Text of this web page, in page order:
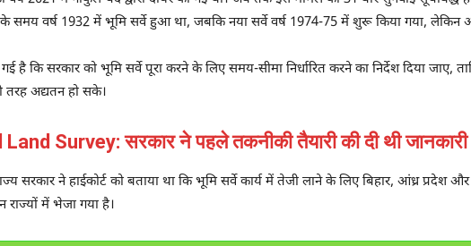
के समय वर्ष 1932 में भूमि सर्वे हुआ था, जबकि नया सर्वे वर्ष 1974-75 में शुरू किया गया, लेकिन
है कि सरकार को भूमि सर्वे पूरा करने के लिए समय-सीमा निर्धारित करने का निर्देश दिया जाए,
तरह अद्यतन हो सके।
Survey: सरकार ने पहले तकनीकी तैयारी की दी थी जानकारी
सरकार ने हाईकोर्ट को बताया था कि भूमि सर्वे कार्य में तेजी लाने के लिए बिहार, आंध्र
राज्यों में भेजा गया है।